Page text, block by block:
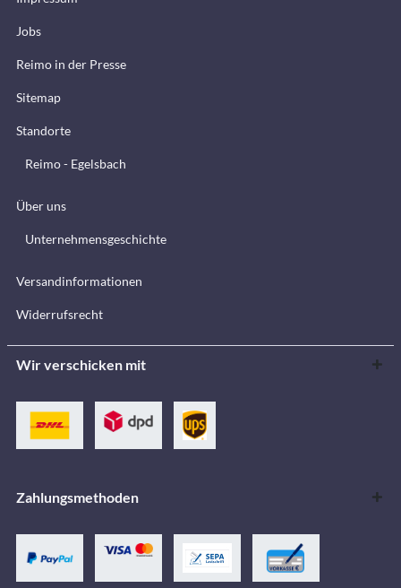
Jobs
Reimo in der Presse
Sitemap
Standorte
Reimo - Egelsbach
Über uns
Unternehmensgeschichte
Versandinformationen
Widerrufsrecht
Wir verschicken mit
Zahlungsmethoden